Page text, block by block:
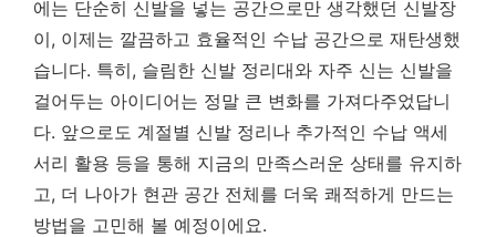
에는 단순히 신발을 넣는 공간으로만 생각했던 신발장
이, 이제는 깔끔하고 효율적인 수납 공간으로 재탄생했
습니다. 특히, 슬림한 신발 정리대와 자주 신는 신발을
걸어두는 아이디어는 정말 큰 변화를 가져다주었답니
다. 앞으로도 계절별 신발 정리나 추가적인 수납 액세
서리 활용 등을 통해 지금의 만족스러운 상태를 유지하
고, 더 나아가 현관 공간 전체를 더욱 쾌적하게 만드는
방법을 고민해 볼 예정이에요.